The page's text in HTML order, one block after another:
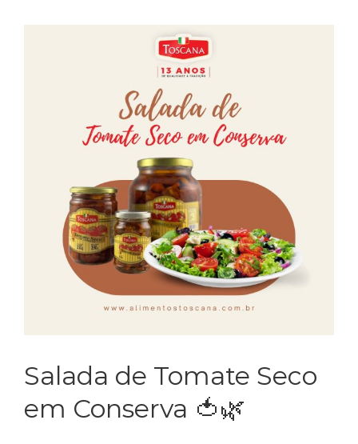
Palmitos
Temperos
Verduras
Tomates
Salada de Tomate Seco
em Conserva 🍅🌿